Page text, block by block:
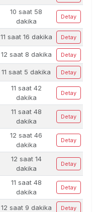
10 saat 58
dakika
Detay
11 saat 16 dakika Detay
12 saat 8 dakika Detay
11 saat 5 dakika Detay
11 saat 42
dakika
Detay
11 saat 48
dakika
Detay
12 saat 46
dakika
Detay
12 saat 14
dakika
Detay
11 saat 48
dakika
Detay
12 saat 9 dakika Detay